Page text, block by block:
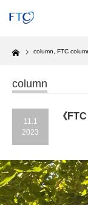
Home column FTC
column
11.1
2023
《